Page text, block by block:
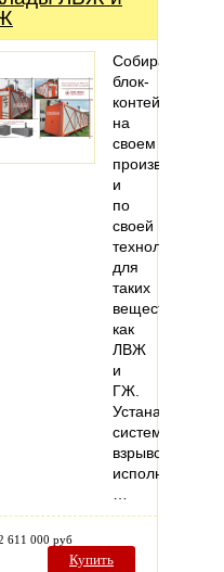
Собираем
блок-
контейнеры
на
своем
производстве
и
по
своей
технологии
для
таких
веществ,
как
ЛВЖ
и
ГЖ.
Устанавливаем
системы
исполнения.
611 000 руб
Купить